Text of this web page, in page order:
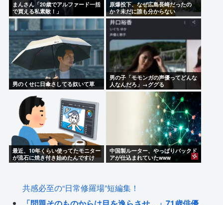
まんさん「20歳でアルファード一括
で買える私素敵！」
原爆投下、なぜ広島長崎だったの
か？未だに誰も分からない
男のくせに日傘さしてる奴いて草
男の子「モモンガの声優ってどんな
人なんだろ」→ググる
最近、10年くらい使ってたモニター
が流石に焼き付き始めたんですけ
ど、あの...
中国製ルーター、やっぱりバックド
アが仕込まれていたwww
共感必至の“日常修羅場”短編集！